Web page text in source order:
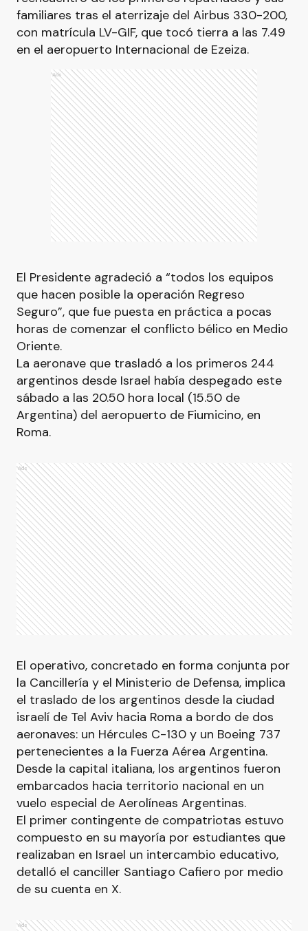
familiares tras el aterrizaje del Airbus 330-200,
con matrícula LV-GIF, que tocó tierra a las 7.49
en el aeropuerto Internacional de Ezeiza.
Ads
El Presidente agradeció a “todos los equipos
que hacen posible la operación Regreso
Seguro”, que fue puesta en práctica a pocas
horas de comenzar el conflicto bélico en Medio
Oriente.
La aeronave que trasladó a los primeros 244
argentinos desde Israel había despegado este
sábado a las 20.50 hora local (15.50 de
Argentina) del aeropuerto de Fiumicino, en
Roma.
Ads
El operativo, concretado en forma conjunta por
la Cancillería y el Ministerio de Defensa, implica
el traslado de los argentinos desde la ciudad
israelí de Tel Aviv hacia Roma a bordo de dos
aeronaves: un Hércules C-130 y un Boeing 737
pertenecientes a la Fuerza Aérea Argentina.
Desde la capital italiana, los argentinos fueron
embarcados hacia territorio nacional en un
vuelo especial de Aerolíneas Argentinas.
El primer contingente de compatriotas estuvo
compuesto en su mayoría por estudiantes que
realizaban en Israel un intercambio educativo,
detalló el canciller Santiago Cafiero por medio
de su cuenta en X.
Ads